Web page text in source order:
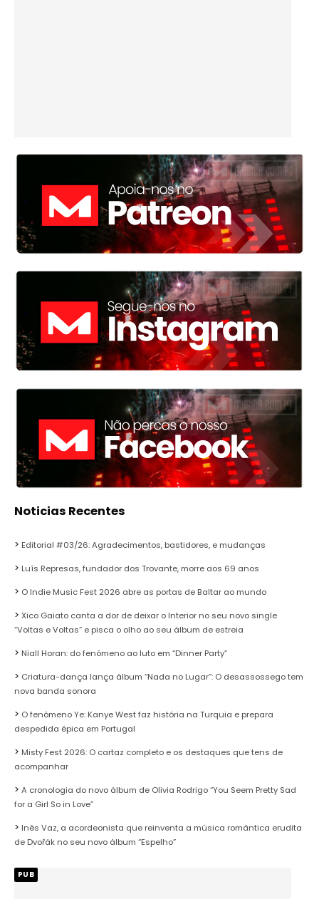
Noticias Recentes
Editorial #03/26: Agradecimentos, bastidores, e mudanças
Luís Represas, fundador dos Trovante, morre aos 69 anos
O Indie Music Fest 2026 abre as portas de Baltar ao mundo
Xico Gaiato canta a dor de deixar o Interior no seu novo single
“Voltas e Voltas” e pisca o olho ao seu álbum de estreia
Niall Horan: do fenómeno ao luto em “Dinner Party”
Criatura-dança lança álbum “Nada no Lugar”: O desassossego tem
nova banda sonora
O fenómeno Ye: Kanye West faz história na Turquia e prepara
despedida épica em Portugal
Misty Fest 2026: O cartaz completo e os destaques que tens de
acompanhar
A cronologia do novo álbum de Olivia Rodrigo “You Seem Pretty Sad
for a Girl So in Love”
Inês Vaz, a acordeonista que reinventa a música romântica erudita
de Dvořák no seu novo álbum “Espelho”
PUB